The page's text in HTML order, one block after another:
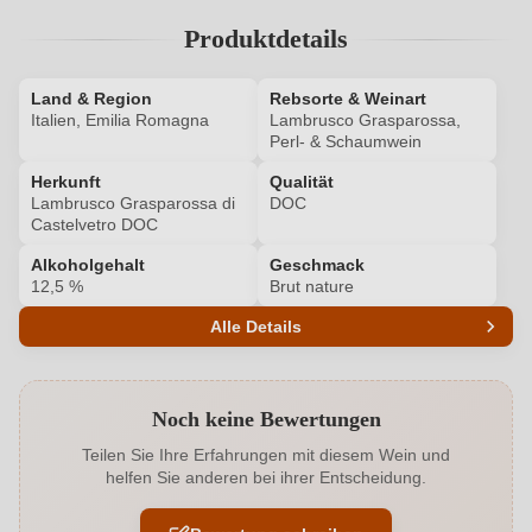
Produktdetails
Land & Region
Italien, Emilia Romagna
Rebsorte & Weinart
Lambrusco Grasparossa,
Perl- & Schaumwein
Herkunft
Lambrusco Grasparossa di
Castelvetro DOC
Qualität
DOC
Alkoholgehalt
12,5 %
Geschmack
Brut nature
Alle Details
Alkoholgehalt in % 12,5 %
Allergene Enthält Sulfite
Noch keine Bewertungen
Teilen Sie Ihre Erfahrungen mit diesem Wein und
helfen Sie anderen bei ihrer Entscheidung.